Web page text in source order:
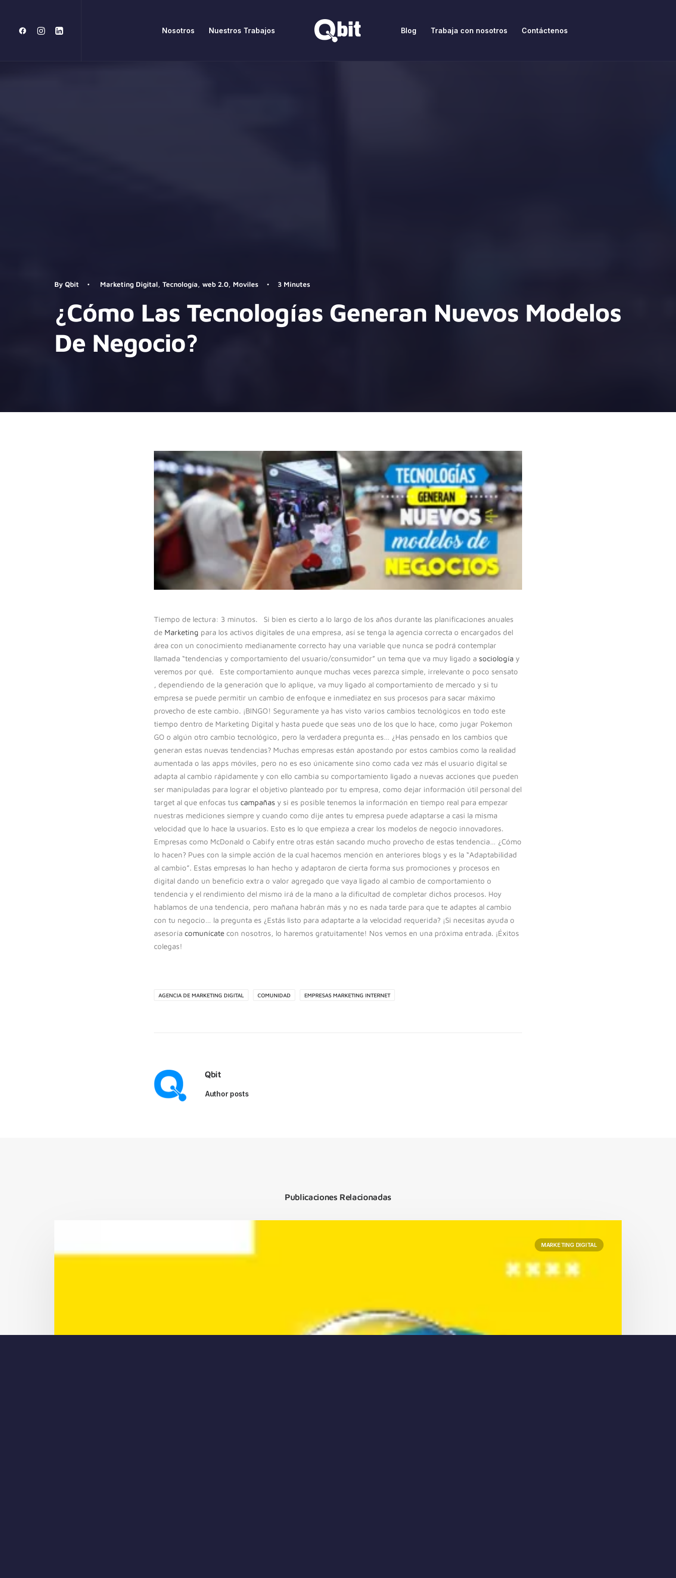
Nosotros Nuestros Trabajos Blog Trabaja con nosotros Contáctenos
By Qbit • Marketing Digital,Tecnología,web 2.0, Moviles • 3 Minutes
¿Cómo Las Tecnologías Generan Nuevos Modelos
De Negocio?
Tiempo de lectura: 3 minutos. Si bien es cierto a lo largo de los años durante las planificaciones anuales
de Marketing para los activos digitales de una empresa, así se tenga la agencia correcta o encargados del
área con un conocimiento medianamente correcto hay una variable que nunca se podrá contemplar
llamada “tendencias y comportamiento del usuario/consumidor” un tema que va muy ligado a sociología y
veremos por qué. Este comportamiento aunque muchas veces parezca simple, irrelevante o poco sensato
, dependiendo de la generación que lo aplique, va muy ligado al comportamiento de mercado y si tu
empresa se puede permitir un cambio de enfoque e inmediatez en sus procesos para sacar máximo
provecho de este cambio. ¡BINGO! Seguramente ya has visto varios cambios tecnológicos en todo este
tiempo dentro de Marketing Digital y hasta puede que seas uno de los que lo hace, como jugar Pokemon
GO o algún otro cambio tecnológico, pero la verdadera pregunta es… ¿Has pensado en los cambios que
generan estas nuevas tendencias? Muchas empresas están apostando por estos cambios como la realidad
aumentada o las apps móviles, pero no es eso únicamente sino como cada vez más el usuario digital se
adapta al cambio rápidamente y con ello cambia su comportamiento ligado a nuevas acciones que pueden
ser manipuladas para lograr el objetivo planteado por tu empresa, como dejar información útil personal del
target al que enfocas tus campañas y si es posible tenemos la información en tiempo real para empezar
nuestras mediciones siempre y cuando como dije antes tu empresa puede adaptarse a casi la misma
velocidad que lo hace la usuarios. Esto es lo que empieza a crear los modelos de negocio innovadores.
Empresas como McDonald o Cabify entre otras están sacando mucho provecho de estas tendencia… ¿Cómo
lo hacen? Pues con la simple acción de la cual hacemos mención en anteriores blogs y es la “Adaptabilidad
al cambio”. Estas empresas lo han hecho y adaptaron de cierta forma sus promociones y procesos en
digital dando un beneficio extra o valor agregado que vaya ligado al cambio de comportamiento o
tendencia y el rendimiento del mismo irá de la mano a la dificultad de completar dichos procesos. Hoy
hablamos de una tendencia, pero mañana habrán más y no es nada tarde para que te adaptes al cambio
con tu negocio… la pregunta es ¿Estás listo para adaptarte a la velocidad requerida? ¡Si necesitas ayuda o
asesoría comunícate con nosotros, lo haremos gratuitamente! Nos vemos en una próxima entrada. ¡Éxitos
colegas!
AGENCIA DE MARKETING DIGITAL COMUNIDAD EMPRESAS MARKETING INTERNET
Qbit
Author posts
Publicaciones Relacionadas
MARKETING DIGITAL